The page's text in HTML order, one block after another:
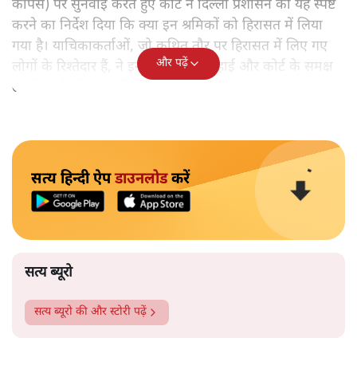
कॉर्पस) पर सुनवाई करते हुए कोर्ट ने दिल्ली प्रशासन को यह स्पष्ट
करने का निर्देश दिया कि क्या इन श्रमिकों को हिरासत में लिया
गया है। याचिकाकर्ताओं, जो कथित तौर पर हिरासत में लिए गए
लोगों के रिश्तेदार हैं, ने इन श्रमिकों की रिहाई और कोर्ट के समक्ष
उनकी पेशी की मांग की है।
और पढ़ें
सत्य हिन्दी ऐपडाउनलोडकरें
सत्य ब्यूरो
सत्य ब्यूरो की और स्टोरी पढ़ें